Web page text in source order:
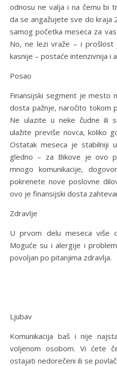
odnosu ne valja i na čemu bi
da se angažujete sve do kraja
samog početka meseca za
No, ne lezi vraže – i prošlost
kasnije – postaće intenzivnija i
Posao
Finansijski segment je mesto
dosta pažnje, naročito tokom
Ne ulazite u neke čudne ili
ulažite previše novca, koliko
Ostatak meseca je stabilniji
gledno – za Bikove je ovo
mnogo komunikacije,
pokrenete nove poslovne
ovo je finansijski dosta
Zdravlje
U prvom delu meseca više
Moguće su i alergije i
povoljan po pitanjima zdravlja.
Ljubav
Komunikacija baš i nije
voljenom osobom. Vi ćete
ostajati nedorečeni ili se